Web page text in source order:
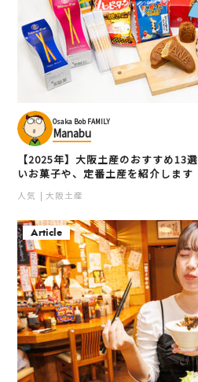
Osaka Bob FAMILY
Manabu
【2025年】大阪土産のおすすめ13
いお菓子や、定番土産を紹介します
人気 大阪土産
Article